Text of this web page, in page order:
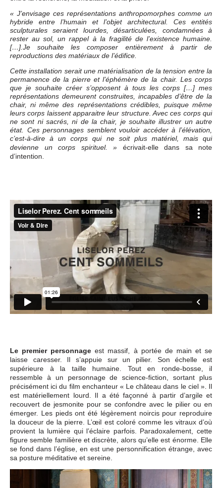
« J’envisage ces représentations anthropomorphes comme un
hybride entre l’humain et l’objet architectural. Ces entités
sculpturales seraient lourdes, désarticulées, condamnées à
rester au sol, un rappel à la fragilité de l’existence humaine.
[…].Je souhaite les composer entièrement à partir de
reproductions des matériaux de l’édifice.
Cette installation serait une matérialisation de la tension entre la
permanence de la pierre et l’éphémère de la chair. Les corps
que je souhaite créer s’opposent à tous les corps […] mes
représentations demeurent construites, incapables d’être de la
chair, ni même des représentations crédibles, puisque même
leurs corps laissent apparaitre leur structure. Avec ces corps qui
ne sont ni sacrés, ni de la chair, je souhaite illustrer un autre
état. Ces personnages semblent vouloir accéder à l’élévation,
c’est-à-dire à un corps qui ne soit plus matériel, mais qui
devienne un corps spirituel. » écrivait-elle dans sa note
d’intention.
Le premier personnage est massif, à portée de main et se
laisse caresser. Il s’appuie sur un pilier. Son échelle est
supérieure à la taille humaine. Tout en ronde-bosse, il
ressemble à un personnage de science-fiction, sortant plus
précisément ici du film enchanteur « Le château dans le ciel ». Il
est matériellement lourd. Il a été façonné à partir d’argile et
recouvert de jesmonite pour se confondre avec le pilier ou en
émerger. Les pieds ont été légèrement noircis pour reproduire
la douceur de la pierre. L’œil est coloré comme les vitraux d’où
provient la lumière qui l’éclaire parfois. Paradoxalement, cette
figure semble familière et discrète, alors qu’elle est énorme. Elle
se fond dans l’église, en est une personnification étrange, avec
sa posture méditative et sereine.